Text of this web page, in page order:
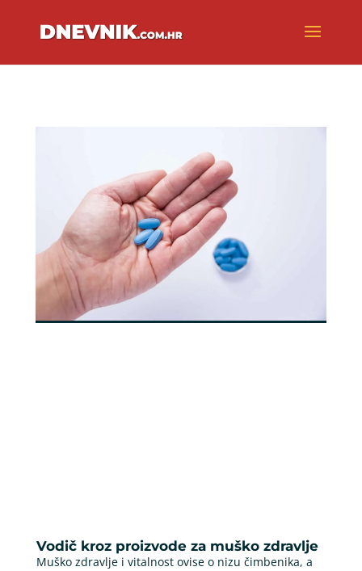
Vodič kroz proizvode za muško zdravlje
Muško zdravlje i vitalnost ovise o nizu čimbenika, a